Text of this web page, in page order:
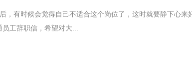
，有时候会觉得自己不适合这个岗位了，这时就要静下心来
工辞职信，希望对大...